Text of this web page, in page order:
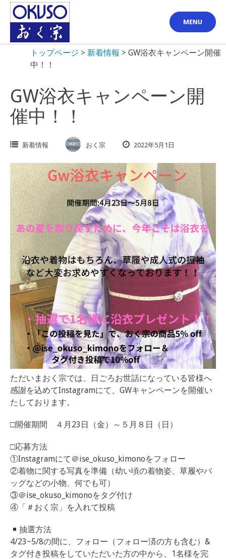
Skip
content
MENU
トップページ > 新着情報 > GW浴衣キャンペーン開催
中！！
GW浴衣キャンペーン開
催中！！
新着情報 おく宗 2022年5月1日
ただいまおく宗では、日ごろお世話になっている皆様へ
感謝を込めてInstagramにて、GWキャンペーンを開催い
たしております。
□開催期間 ４月23日（金）～５月８日（日）
□応募方法
①Instagramにて＠ise_okuso_kimonoをフォロー
②着物に関する写真を準備（幼い頃の着物姿、草履やバ
ッグなどの小物、何でも可）
③＠ise_okuso_kimonoをタグ付け
④「＃おく宗」を入れて投稿
抽選方法
4/23~5/8の間に、フォロー（フォロー済の方も含む）&
タグ付き投稿をしていただいた方の中から、1名様を完